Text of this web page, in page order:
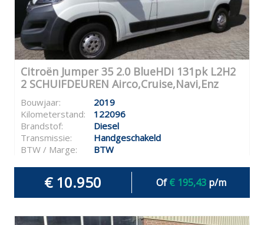
Citroën Jumper 35 2.0 BlueHDi 131pk L2H2
2 SCHUIFDEUREN Airco,Cruise,Navi,Enz
Bouwjaar:
2019
Kilometerstand:
122096
Brandstof:
Diesel
Transmissie:
Handgeschakeld
BTW / Marge:
BTW
€ 10.950 Of€ 195,43p/m